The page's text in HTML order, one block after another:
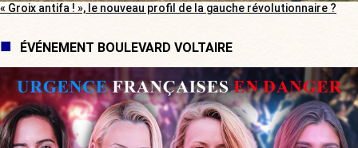
« Groix antifa ! », le nouveau profil de la gauche révolutionnaire ?
ÉVÉNEMENT BOULEVARD VOLTAIRE